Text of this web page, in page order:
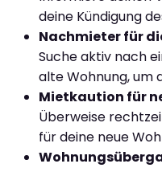
deine Kündigung
Nachmieter für
Suche aktiv nach
alte Wohnung, um
Mietkaution für
Überweise
für deine neue